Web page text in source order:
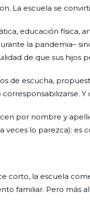
La escuela se
educación física,
la pandemia–
de que sus hijos
de escucha,
por nombre y
lo parezca): es
corto, la escuela
familiar. Pero más